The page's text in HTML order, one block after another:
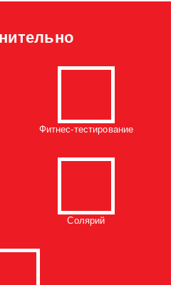
Фитнес-тестирование
Солярий